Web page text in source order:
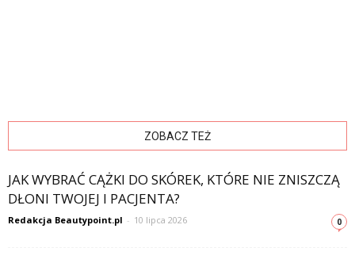
ZOBACZ TEŻ
JAK WYBRAĆ CĄŻKI DO SKÓREK, KTÓRE NIE ZNISZCZĄ
DŁONI TWOJEJ I PACJENTA?
Redakcja Beautypoint.pl - 10 lipca 2026 0